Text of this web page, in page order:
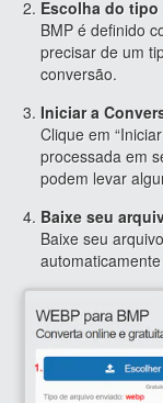
Escolha do
BMP é definido
precisar de um
conversão.
Iniciar a
Clique em
processada em
podem levar
Baixe seu
Baixe seu